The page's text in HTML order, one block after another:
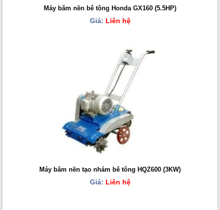
Máy băm nền bê tông Honda GX160 (5.5HP)
Giá: Liên hệ
Máy băm nền tạo nhám bê tông HQZ600 (3KW)
Giá: Liên hệ